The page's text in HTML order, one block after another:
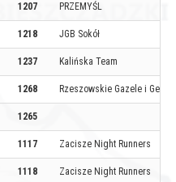
1207 PRZEMYŚL
1218 JGB Sokół
1237 Kalińska Team
1268 Rzeszowskie Gazele i
1265
1117 Zacisze Night Runners
1118 Zacisze Night Runners